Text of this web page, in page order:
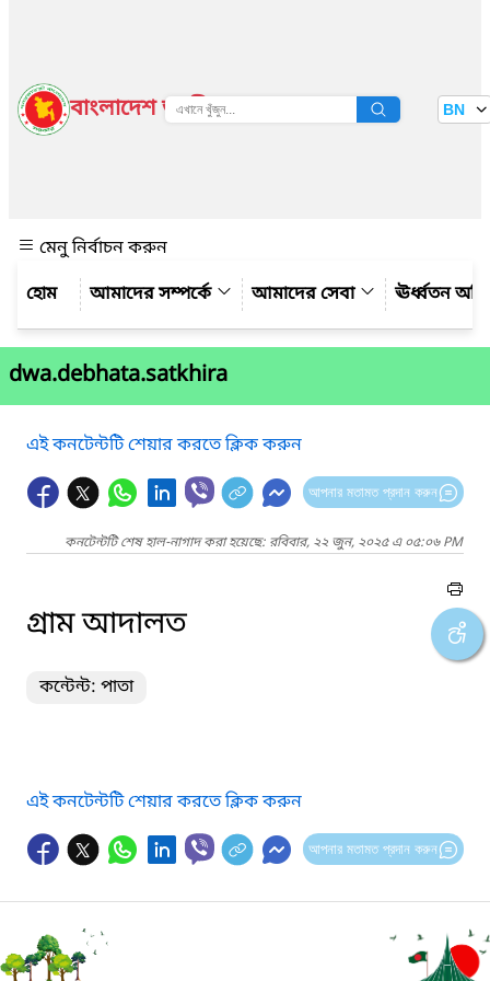
বাংলাদেশ জাতীয় তথ্য বাতায়ন BN
মেনু নির্বাচন করুন
আমাদের সম্পর্কে
আমাদের সেবা ঊর্ধ্বতন
dwa.debhata.satkhira
এই কনটেন্টটি শেয়ার করতে ক্লিক করুন
আপনার মতামত প্রদান করুন
কনটেন্টটি শেষ হাল-নাগাদ করা হয়েছে: রবিবার, ২২ জুন, ২০২৫ এ ০৫:০৬ PM
গ্রাম আদালত
কন্টেন্ট: পাতা
এই কনটেন্টটি শেয়ার করতে ক্লিক করুন
আপনার মতামত প্রদান করুন